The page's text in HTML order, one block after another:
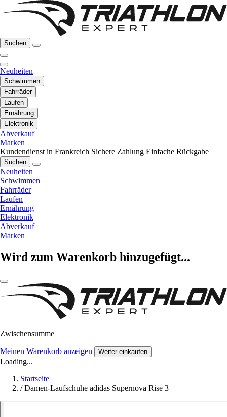
Suchen
Neuheiten
Schwimmen
Fahrräder
Laufen
Ernährung
Elektronik
Abverkauf
Marken
Kundendienst in Frankreich Sichere Zahlung Einfache Rückgabe
Suchen
Neuheiten
Schwimmen
Fahrräder
Laufen
Ernährung
Elektronik
Abverkauf
Marken
Wird zum Warenkorb hinzugefügt...
Zwischensumme
Meinen Warenkorb anzeigen Weiter einkaufen
Loading...
Startseite
/ Damen-Laufschuhe adidas Supernova Rise 3